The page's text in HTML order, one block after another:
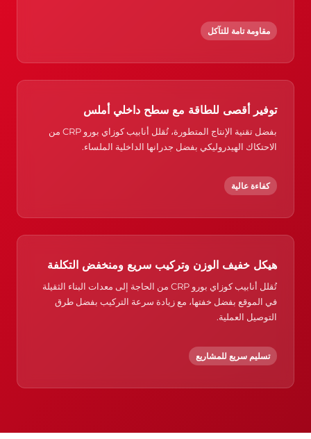
مقاومة تامة للتآكل
توفير أقصى للطاقة مع سطح داخلي أملس
بفضل تقنية الإنتاج المتطورة، تُقلل أنابيب كوزاي بورو CRP من
الاحتكاك الهيدروليكي بفضل جدرانها الداخلية الملساء.
كفاءة عالية
هيكل خفيف الوزن وتركيب سريع ومنخفض التكلفة
تُقلل أنابيب كوزاي بورو CRP من الحاجة إلى معدات البناء الثقيلة
في الموقع بفضل خفتها، مع زيادة سرعة التركيب بفضل طرق
التوصيل العملية.
تسليم سريع للمشاريع